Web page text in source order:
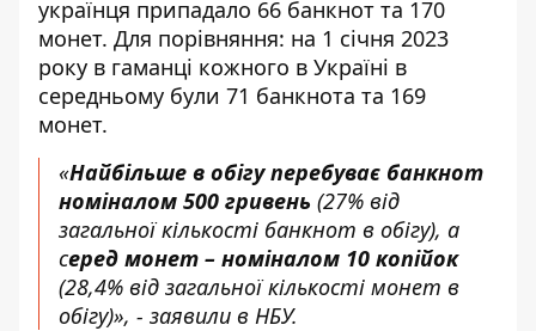
українця припадало 66 банкнот та 170
монет. Для порівняння: на 1 січня 2023
року в гаманці кожного в Україні в
середньому були 71 банкнота та 169
монет.
«Найбільше в обігу перебуває банкнот
номіналом 500 гривень (27% від
загальної кількості банкнот в обігу), а
серед монет – номіналом 10 копійок
(28,4% від загальної кількості монет в
обігу)», - заявили в НБУ.